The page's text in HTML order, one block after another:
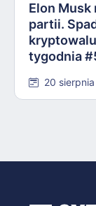
Elon Musk
partii.
tygodnia
20